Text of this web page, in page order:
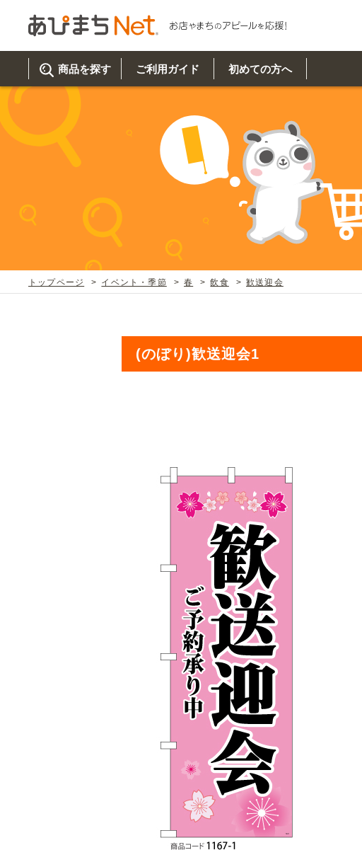
商品を探す
駐車場
美容・健康
イベント・季
カルチャー・
ご利用ガイド
ご利用ガイド ト
取り扱い商品一
既製デザイン商
初めての方へ
初めての方へ ト
商品について
お客様の声
トップページ イベント・季節 春 飲食 歓送迎会
(のぼり)歓送迎会1